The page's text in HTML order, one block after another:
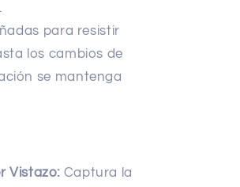
para resistir
los cambios de
se mantenga
Vistazo: Captura la